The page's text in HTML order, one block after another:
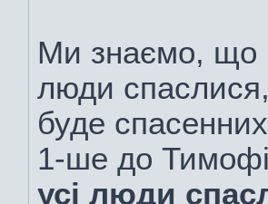
Ми знаємо, що
люди
буде
1-ше до
усі люди